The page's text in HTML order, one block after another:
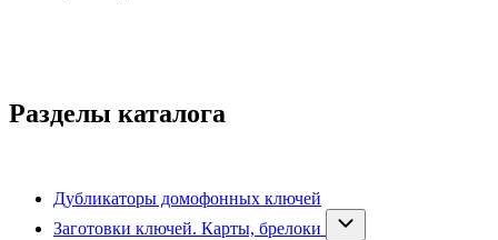
Разделы каталога
Дубликаторы домофонных ключей
Заготовки ключей. Карты, брелоки